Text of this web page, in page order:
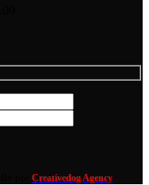
Creativedog Agency